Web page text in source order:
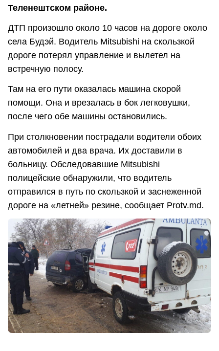
Теленештском районе.
ДТП произошло около 10 часов на дороге около
села Будэй. Водитель Mitsubishi на скользкой
дороге потерял управление и вылетел на
встречную полосу.
Там на его пути оказалась машина скорой
помощи. Она и врезалась в бок легковушки,
после чего обе машины остановились.
При столкновении пострадали водители обоих
автомобилей и два врача. Их доставили в
больницу. Обследовавшие Mitsubishi
полицейские обнаружили, что водитель
отправился в путь по скользкой и заснеженной
дороге на «летней» резине, сообщает Protv.md.